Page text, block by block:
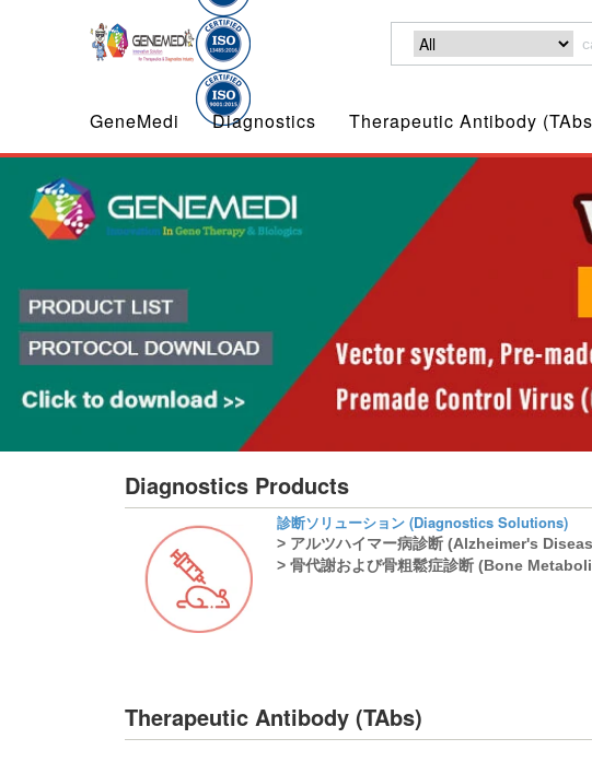
GeneMedi Diagnostics Therapeutic Antibody
Diagnostics Products
診断ソリューション (Diagnostics Solutions)
> アルツハイマー病診断 (Alzheimer's
> 骨代謝および骨粗鬆症診断 (Bone
Therapeutic Antibody (TAbs)